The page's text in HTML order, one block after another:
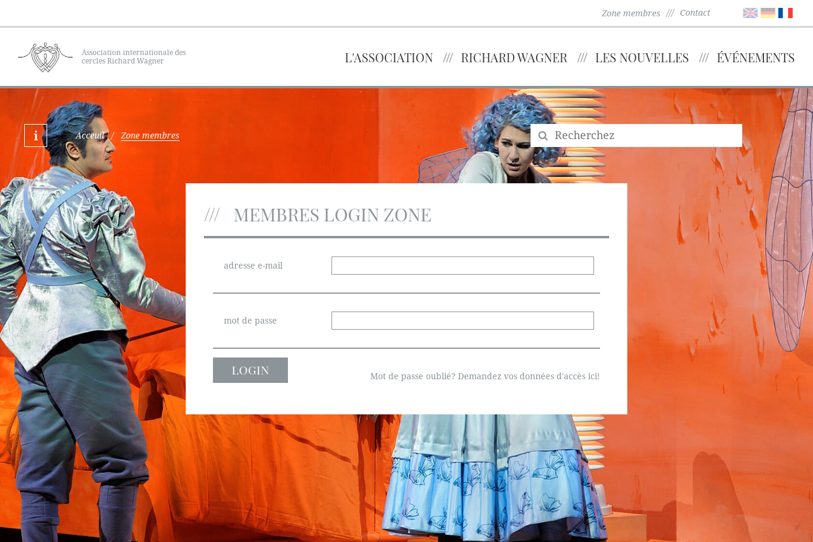
Zone membres Contact
Association internationale des
cercles Richard Wagner
L'ASSOCIATION RICHARD WAGNER LES NOUVELLES ÉVÉNEMENTS
Acceuil / Zone membres
MEMBRES LOGIN ZONE
adresse e-mail
mot de passe
Mot de passe oublié? Demandez vos données d'accès ici!